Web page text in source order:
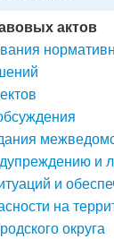
актов
и
и
на
округа